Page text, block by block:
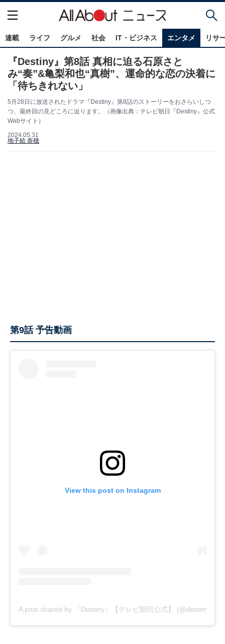
連載 ライフ グルメ 社会 IT・ビジネス エンタメ リサ
『Destiny』第8話 真相に迫る石原さと
み“奏”&亀梨和也“真樹”、運命的な恋の決着に
「待ちきれない」
5月28日に放送されたドラマ『Destiny』第8話のストーリーをおさらいしつ
つ、最終回の見どころに迫ります。（画像出典：テレビ朝日『Destiny』公式
Webサイト）
2024.05.31
地子給 奈穂
第9話 予告動画
View this post on Instagram
A post shared by 『Destiny』【テレビ朝日公式】